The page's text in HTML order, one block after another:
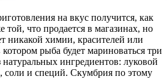
на вкус получится, как
той, что продается в магазинах, но
никакой химии, красителей или
котором рыба будет мариноваться три
натуральных ингредиентов: луковой
соли и специй. Скумбрия по этому